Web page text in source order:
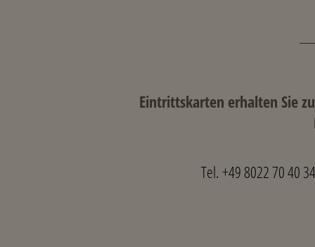
Eintrittskarten erhalten Sie
Tel. +49 8022 70 40